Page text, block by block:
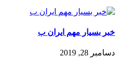
خبر بسیار مهم ایران ب
دسامبر 28, 2019